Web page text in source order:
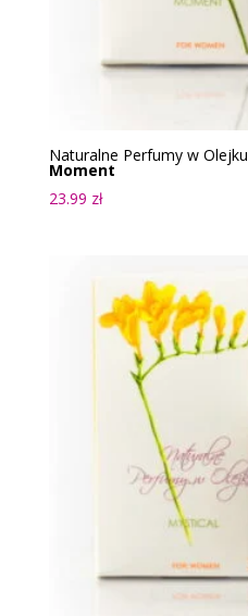
Naturalne Perfumy w Olejku
Moment
23.99 zł